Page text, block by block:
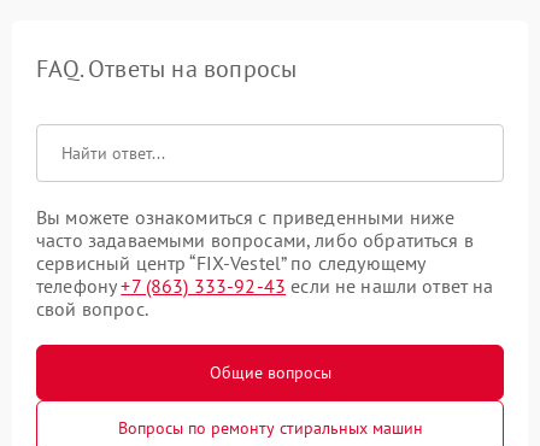
FAQ. Ответы на вопросы
Вы можете ознакомиться с приведенными ниже
часто задаваемыми вопросами, либо обратиться в
сервисный центр “FIX-Vestel” по следующему
телефону+7 (863) 333-92-43 если не нашли ответ на
свой вопрос.
Общие вопросы
Вопросы по ремонту стиральных машин